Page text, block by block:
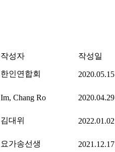
작성자 작성일
한인연합회 2020.05.15
Im, Chang Ro 2020.04.29
김대위 2022.01.02
요가송선생 2021.12.17